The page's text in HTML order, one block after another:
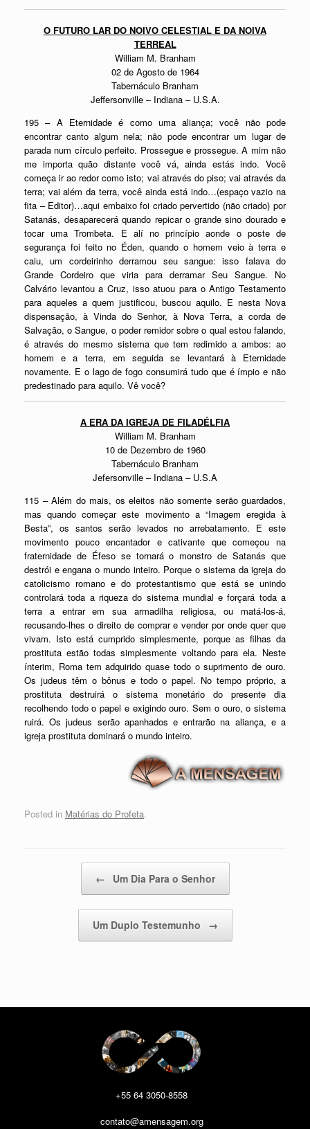
O FUTURO LAR DO NOIVO CELESTIAL E DA NOIVA
TERREAL
William M. Branham
02 de Agosto de 1964
Tabernáculo Branham
Jeffersonville – Indiana – U.S.A.
195 – A Eternidade é como uma aliança; você não pode
encontrar canto algum nela; não pode encontrar um lugar de
parada num círculo perfeito. Prossegue e prossegue. A mim não
me importa quão distante você vá, ainda estás indo. Você
começa ir ao redor como isto; vai através do piso; vai através da
terra; vai além da terra, você ainda está indo…(espaço vazio na
fita – Editor)…aqui embaixo foi criado pervertido (não criado) por
Satanás, desaparecerá quando repicar o grande sino dourado e
tocar uma Trombeta. E alí no princípio aonde o poste de
segurança foi feito no Éden, quando o homem veio à terra e
caiu, um cordeirinho derramou seu sangue: isso falava do
Grande Cordeiro que viria para derramar Seu Sangue. No
Calvário levantou a Cruz, isso atuou para o Antigo Testamento
para aqueles a quem justificou, buscou aquilo. E nesta Nova
dispensação, à Vinda do Senhor, à Nova Terra, a corda de
Salvação, o Sangue, o poder remidor sobre o qual estou falando,
é através do mesmo sistema que tem redimido a ambos: ao
homem e a terra, em seguida se levantará à Eternidade
novamente. E o lago de fogo consumirá tudo que é ímpio e não
predestinado para aquilo. Vê você?
A ERA DA IGREJA DE FILADÉLFIA
William M. Branham
10 de Dezembro de 1960
Tabernáculo Branham
Jefersonville – Indiana – U.S.A
115 – Além do mais, os eleitos não somente serão guardados,
mas quando começar este movimento a “Imagem eregida à
Besta”, os santos serão levados no arrebatamento. E este
movimento pouco encantador e cativante que começou na
fraternidade de Éfeso se tornará o monstro de Satanás que
destrói e engana o mundo inteiro. Porque o sistema da igreja do
catolicismo romano e do protestantismo que está se unindo
controlará toda a riqueza do sistema mundial e forçará toda a
terra a entrar em sua armadilha religiosa, ou matá-los-á,
recusando-lhes o direito de comprar e vender por onde quer que
vivam. Isto está cumprido simplesmente, porque as filhas da
prostituta estão todas simplesmente voltando para ela. Neste
ínterim, Roma tem adquirido quase todo o suprimento de ouro.
Os judeus têm o bônus e todo o papel. No tempo próprio, a
prostituta destruirá o sistema monetário do presente dia
recolhendo todo o papel e exigindo ouro. Sem o ouro, o sistema
ruirá. Os judeus serão apanhados e entrarão na aliança, e a
igreja prostituta dominará o mundo inteiro.
Posted in Matérias do Profeta.
← Um Dia Para o Senhor
Um Duplo Testemunho →
+55 64 3050-8558
contato@amensagem.org